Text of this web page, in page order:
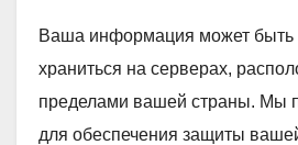
Ваша информация может быть
храниться на серверах,
пределами вашей страны. Мы
для обеспечения защиты